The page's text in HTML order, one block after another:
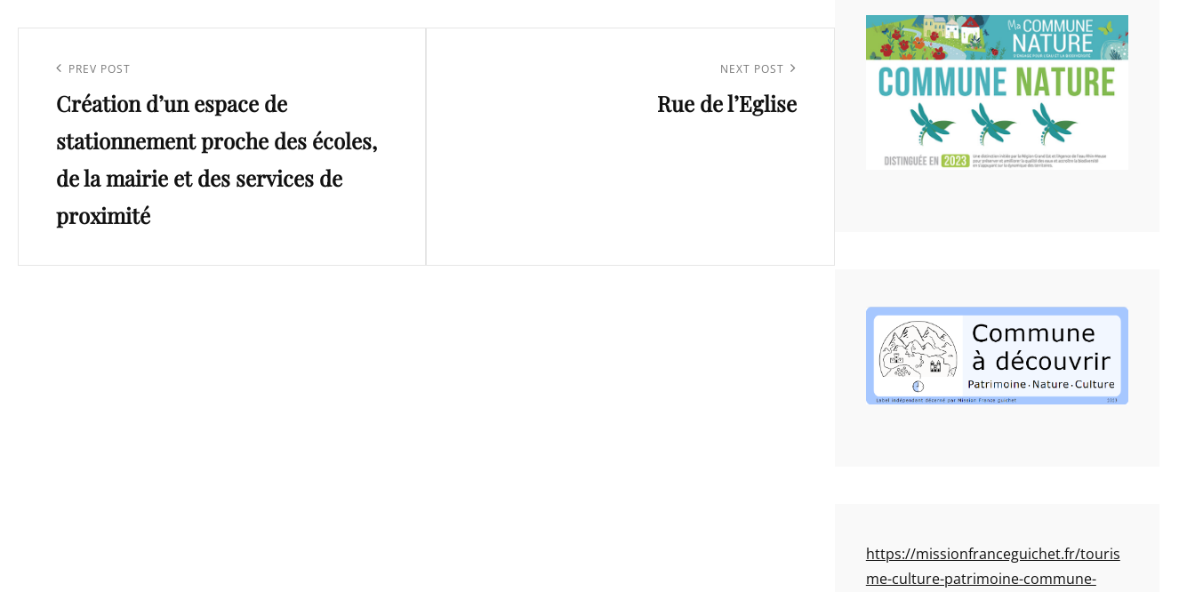
l’article
Previous
Post
PREV POST
Création d’un espace de
stationnement proche des écoles,
de la mairie et des services de
proximité
NEXT POST
Rue de l’Eglise
https://missionfranceguichet.fr/touris
me-culture-patrimoine-commune-